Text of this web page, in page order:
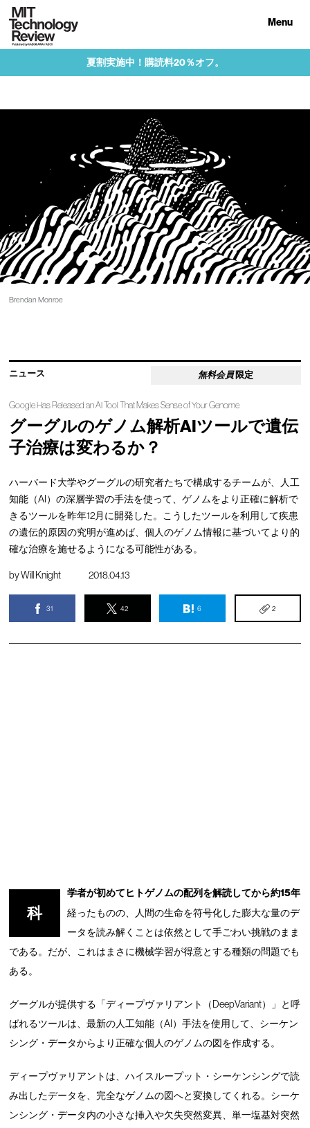
Menu
夏割実施中！購読料20％オフ。
Brendan Monroe
ニュース 無料会員 限定
Google Has Released an AI Tool That Makes Sense of Your Genome
グーグルのゲノム解析AIツールで遺伝
子治療は変わるか？
ハーバード大学やグーグルの研究者たちで構成するチームが、人工
知能（AI）の深層学習の手法を使って、ゲノムをより正確に解析で
きるツールを昨年12月に開発した。こうしたツールを利用して疾患
の遺伝的原因の究明が進めば、個人のゲノム情報に基づいてより的
確な治療を施せるようになる可能性がある。
byWill Knight 2018.04.13
31 42 6 2
科
学者が初めてヒトゲノムの配列を解読してから約15年
経ったものの、人間の生命を符号化した膨大な量のデ
ータを読み解くことは依然として手ごわい挑戦のまま
である。だが、これはまさに機械学習が得意とする種類の問題でも
ある。
グーグルが提供する「ディープヴァリアント（DeepVariant）」と呼
ばれるツールは、最新の人工知能（AI）手法を使用して、シーケン
シング・データからより正確な個人のゲノムの図を作成する。
ディープヴァリアントは、ハイスループット・シーケンシングで読
み出したデータを、完全なゲノムの図へと変換してくれる。シーケ
ンシング・データ内の小さな挿入や欠失突然変異、単一塩基対突然